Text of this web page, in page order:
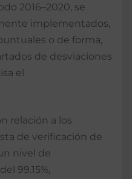
2016–2020, se
implementados,
o de forma,
de desviaciones
el
relación a los
de verificación de
nivel de
99.15%,